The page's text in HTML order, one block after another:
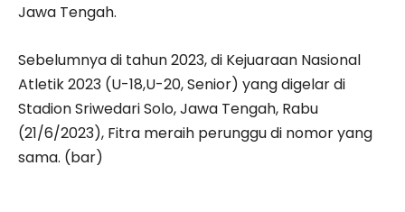
Jawa Tengah.
Sebelumnya di tahun 2023, di Kejuaraan Nasional
Atletik 2023 (U-18,U-20, Senior) yang digelar di
Stadion Sriwedari Solo, Jawa Tengah, Rabu
(21/6/2023), Fitra meraih perunggu di nomor yang
sama. (bar)